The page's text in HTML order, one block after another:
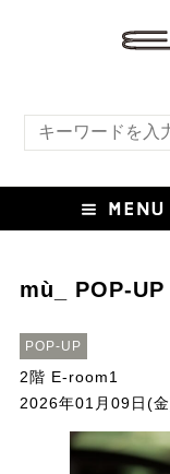
mù_ POP-UP
POP-UP
2階 E-room1
2026年01月09日(